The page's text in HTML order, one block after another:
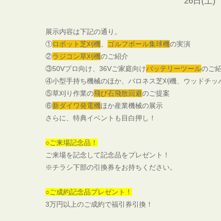
展示内容は下記の通り。
①ロボット芝刈機 ゴルフボール集球機の実演
②ラジコン草刈機のご紹介
③50Vプロ向け、36Vご家庭向けバッテリーツールのご
④小型手持ち機械のほか、バロネス芝刈機、ウッドチッ
⑤草刈り作業の飛び石飛散回避のご提案
⑥新ダイワ発電機ほか産業機械の展示
さらに、特典イベントも目白押し！
○ご来場記念品！
ご来場を記念して記念品をプレゼント！
※チラシ下部の引換券をお持ちください。
○ご成約記念品プレゼント！
3万円以上のご成約で福引券引換！